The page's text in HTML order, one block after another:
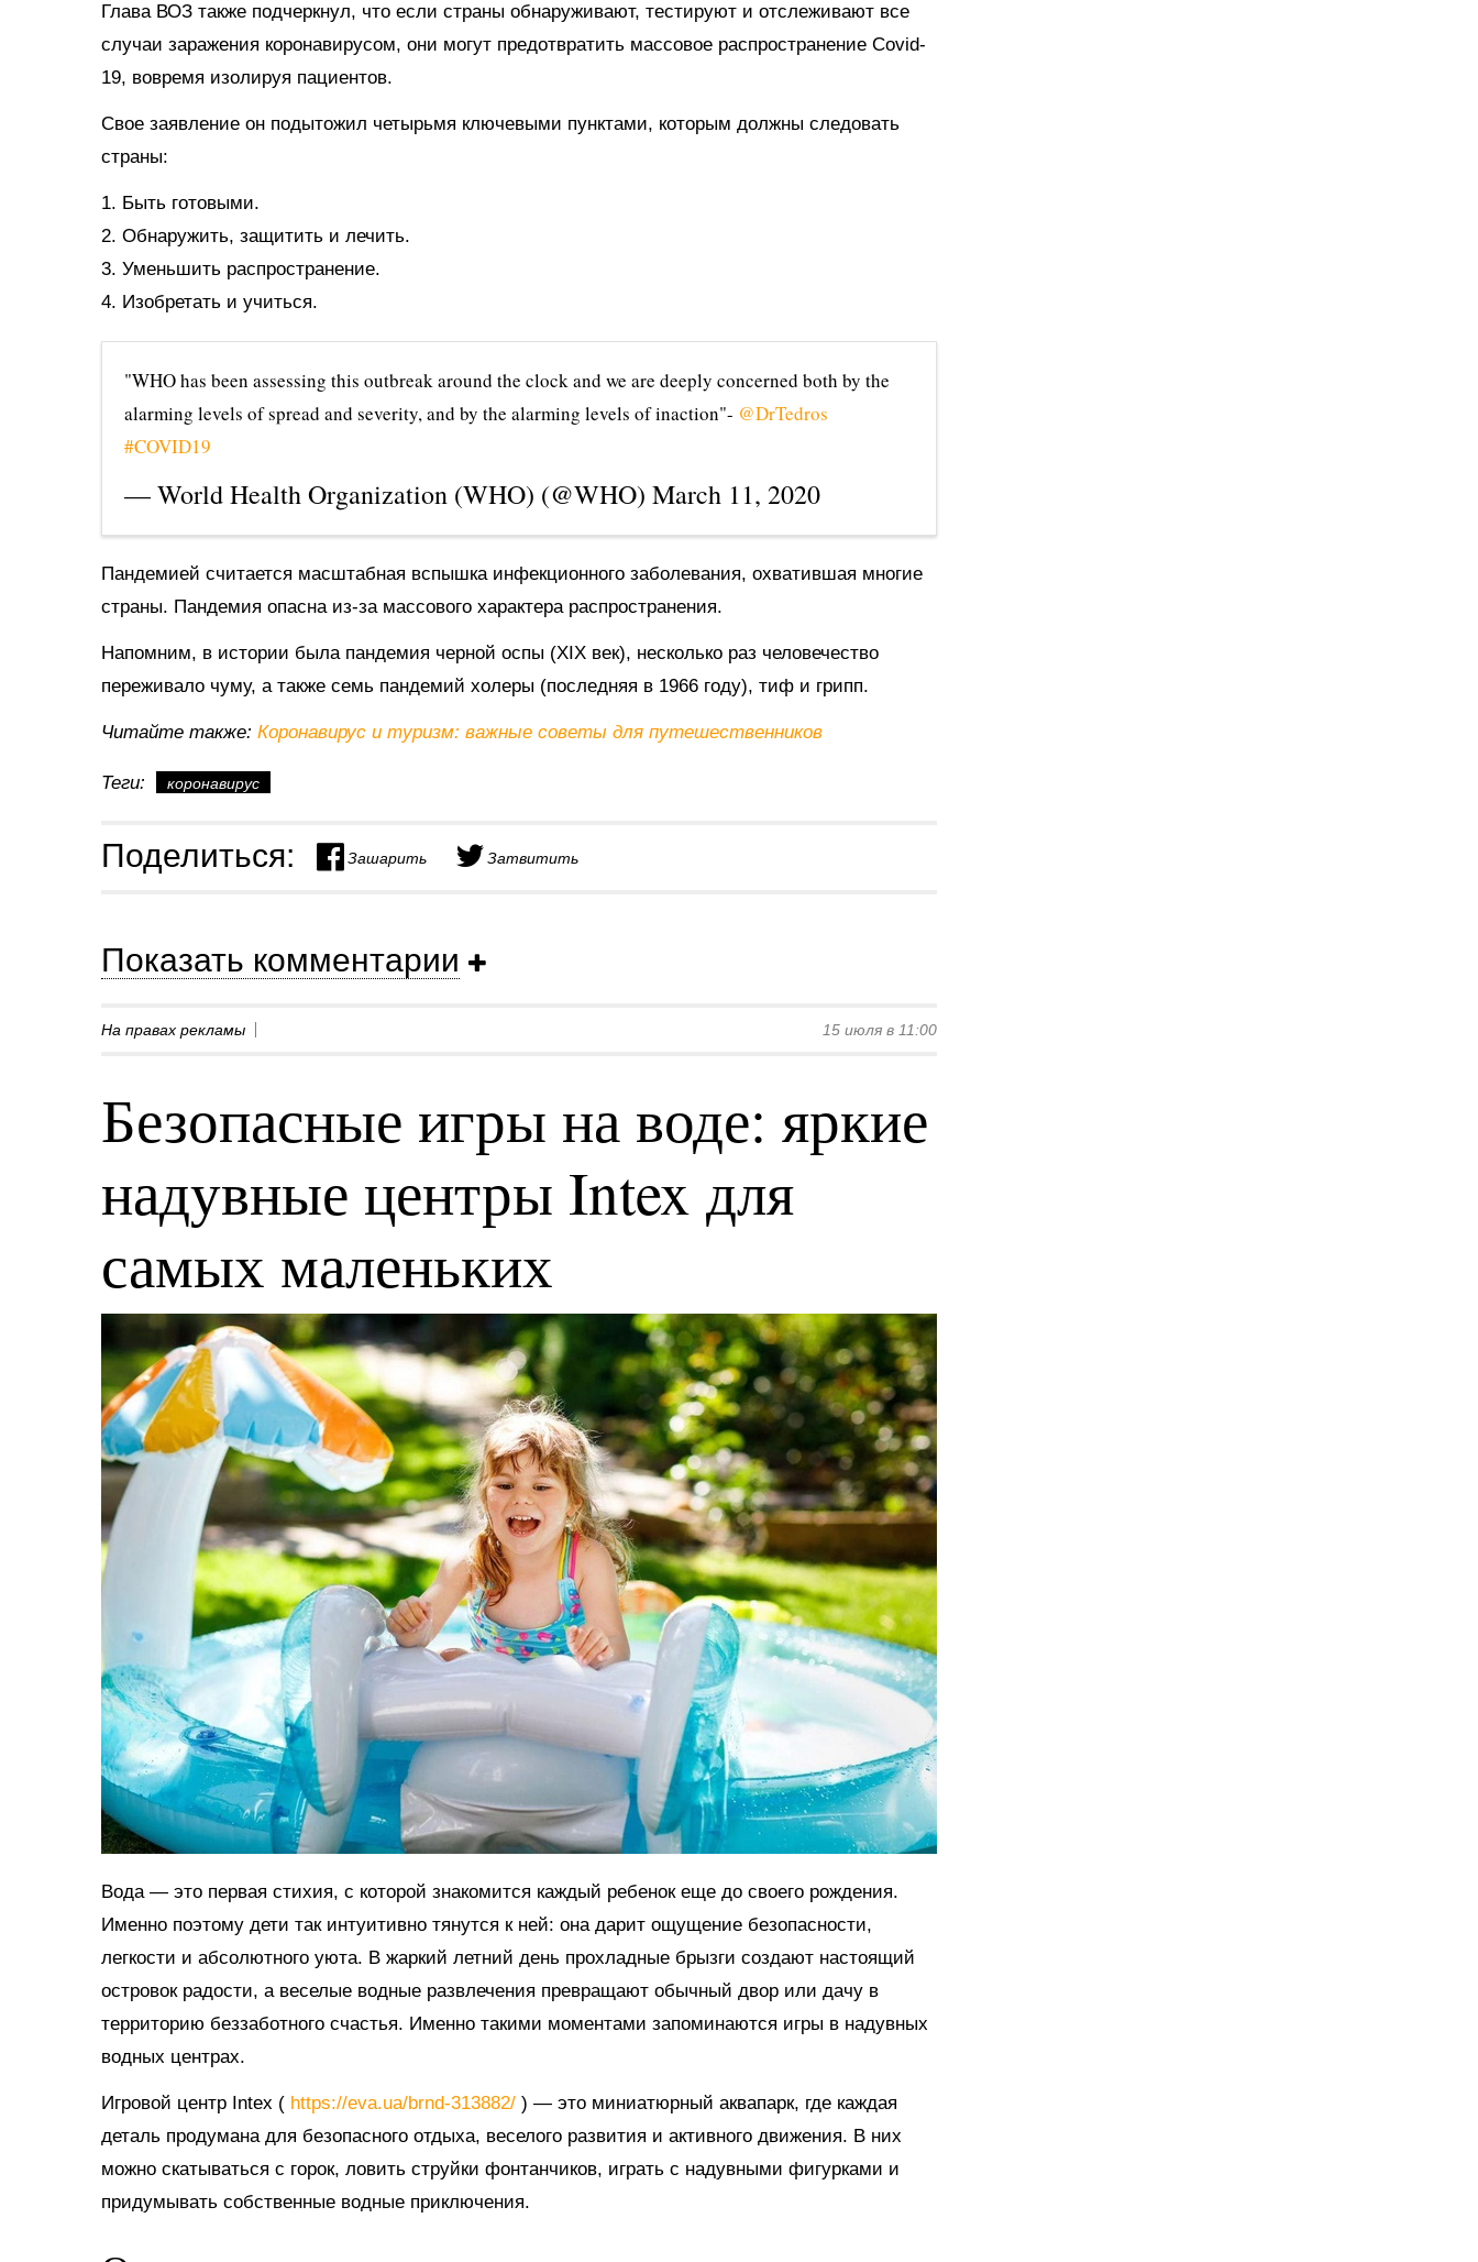
Глава ВОЗ также подчеркнул, что если страны обнаруживают, тестируют и отслеживают все
случаи заражения коронавирусом, они могут предотвратить массовое распространение Covid-
19, вовремя изолируя пациентов.
Свое заявление он подытожил четырьмя ключевыми пунктами, которым должны следовать
страны:
1. Быть готовыми.
2. Обнаружить, защитить и лечить.
3. Уменьшить распространение.
4. Изобретать и учиться.
"WHO has been assessing this outbreak around the clock and we are deeply concerned both by the
alarming levels of spread and severity, and by the alarming levels of inaction"- @DrTedros
#COVID19
— World Health Organization (WHO) (@WHO) March 11, 2020
Пандемией считается масштабная вспышка инфекционного заболевания, охватившая многие
страны. Пандемия опасна из-за массового характера распространения.
Напомним, в истории была пандемия черной оспы (XIX век), несколько раз человечество
переживало чуму, а также семь пандемий холеры (последняя в 1966 году), тиф и грипп.
Читайте также: Коронавирус и туризм: важные советы для путешественников
Теги: коронавирус
Поделиться: Зашарить Затвитить
Показать комментарии
На правах рекламы 15 июля в 11:00
Безопасные игры на воде: яркие
надувные центры Intex для
самых маленьких
Вода — это первая стихия, с которой знакомится каждый ребенок еще до своего рождения.
Именно поэтому дети так интуитивно тянутся к ней: она дарит ощущение безопасности,
легкости и абсолютного уюта. В жаркий летний день прохладные брызги создают настоящий
островок радости, а веселые водные развлечения превращают обычный двор или дачу в
территорию беззаботного счастья. Именно такими моментами запоминаются игры в надувных
водных центрах.
Игровой центр Intex ( https://eva.ua/brnd-313882/ ) — это миниатюрный аквапарк, где каждая
деталь продумана для безопасного отдыха, веселого развития и активного движения. В них
можно скатываться с горок, ловить струйки фонтанчиков, играть с надувными фигурками и
придумывать собственные водные приключения.